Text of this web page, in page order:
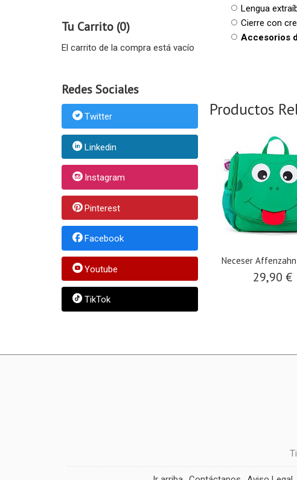
Tu Carrito (0)
El carrito de la compra está vacío
Redes Sociales
Twitter
Linkedin
Instagram
Pinterest
Facebook
Youtube
TikTok
Lengua
Cierre con
Accesorios
Productos
Neceser
29,90 €